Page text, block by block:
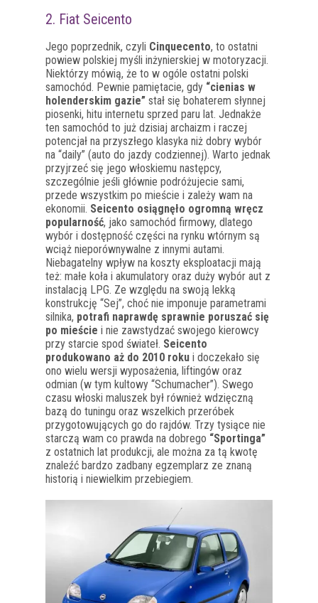
2. Fiat Seicento
Jego poprzednik, czyli Cinquecento, to ostatni
powiew polskiej myśli inżynierskiej w motoryzacji.
Niektórzy mówią, że to w ogóle ostatni polski
samochód. Pewnie pamiętacie, gdy “cienias w
holenderskim gazie” stał się bohaterem słynnej
piosenki, hitu internetu sprzed paru lat. Jednakże
ten samochód to już dzisiaj archaizm i raczej
potencjał na przyszłego klasyka niż dobry wybór
na “daily” (auto do jazdy codziennej). Warto jednak
przyjrzeć się jego włoskiemu następcy,
szczególnie jeśli głównie podróżujecie sami,
przede wszystkim po mieście i zależy wam na
ekonomii. Seicento osiągnęło ogromną wręcz
popularność, jako samochód firmowy, dlatego
wybór i dostępność części na rynku wtórnym są
wciąż nieporównywalne z innymi autami.
Niebagatelny wpływ na koszty eksploatacji mają
też: małe koła i akumulatory oraz duży wybór aut z
instalacją LPG. Ze względu na swoją lekką
konstrukcję “Sej”, choć nie imponuje parametrami
silnika, potrafi naprawdę sprawnie poruszać się
po mieście i nie zawstydzać swojego kierowcy
przy starcie spod świateł. Seicento
produkowano aż do 2010 roku i doczekało się
ono wielu wersji wyposażenia, liftingów oraz
odmian (w tym kultowy “Schumacher”). Swego
czasu włoski maluszek był również wdzięczną
bazą do tuningu oraz wszelkich przeróbek
przygotowujących go do rajdów. Trzy tysiące nie
starczą wam co prawda na dobrego “Sportinga”
z ostatnich lat produkcji, ale można za tą kwotę
znaleźć bardzo zadbany egzemplarz ze znaną
historią i niewielkim przebiegiem.